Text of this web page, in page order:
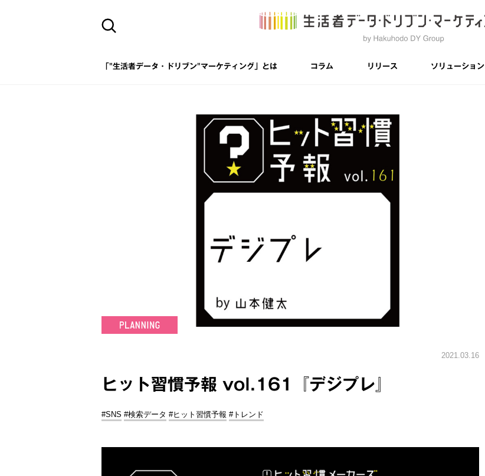
「"生活者データ・ドリブン"マーケティング」とは コラム リリース ソリューション
2021.03.16
ヒット習慣予報 vol.161『デジプレ』
#SNS #検索データ #ヒット習慣予報 #トレンド